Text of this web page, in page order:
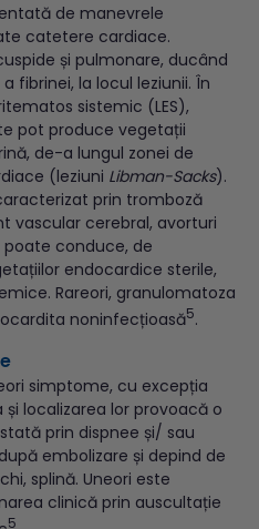
de manevrele
catetere cardiace.
și pulmonare, ducând
fibrinei, la locul leziunii. În
sistemic (LES),
pot produce vegetații
de-a lungul zonei de
(leziuni Libman-Sacks).
prin tromboză
vascular cerebral, avorturi
conduce, de
endocardice sterile,
Rareori, granulomatoza
noninfecțioasă5.
simptome, cu excepția
localizarea lor provoacă o
prin dispnee și/ sau
embolizare și depind de
splină. Uneori este
clinică prin auscultație
5